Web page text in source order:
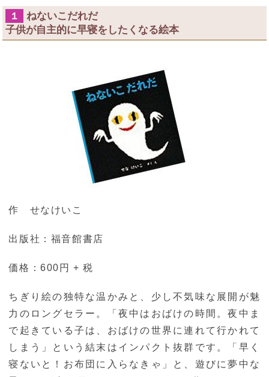
１
ねないこだれだ
子供が自主的に早寝をしたくなる絵本
作 せなけいこ
出版社：福音館書店
価格：600円 + 税
ちぎり絵の独特な温かみと、少し不気味な展開が魅
力のロングセラー。「夜中はおばけの時間。夜中ま
で起きている子は、おばけの世界に連れて行かれて
しまう」という結末はインパクト抜群です。「早く
寝ないと！お布団に入らなきゃ」と、遊びに夢中な